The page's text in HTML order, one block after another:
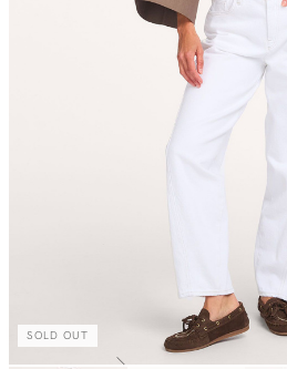
SOLD OUT